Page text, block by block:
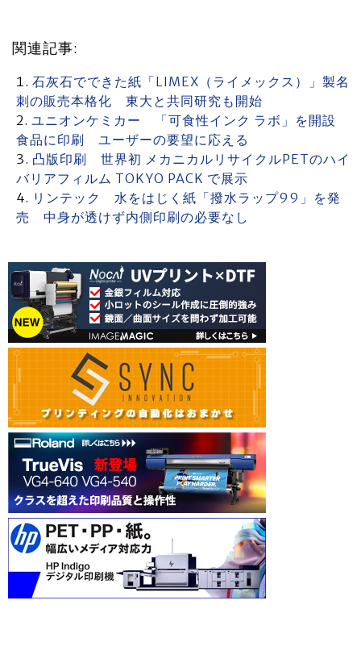
関連記事:
石灰石でできた紙「LIMEX（ライメックス）」製名
刺の販売本格化 東大と共同研究も開始
ユニオンケミカー 「可食性インク ラボ」を開設
食品に印刷 ユーザーの要望に応える
凸版印刷 世界初 メカニカルリサイクルPETのハイ
バリアフィルム TOKYO PACK で展示
リンテック 水をはじく紙「撥水ラップ99」を発
売 中身が透けず内側印刷の必要なし